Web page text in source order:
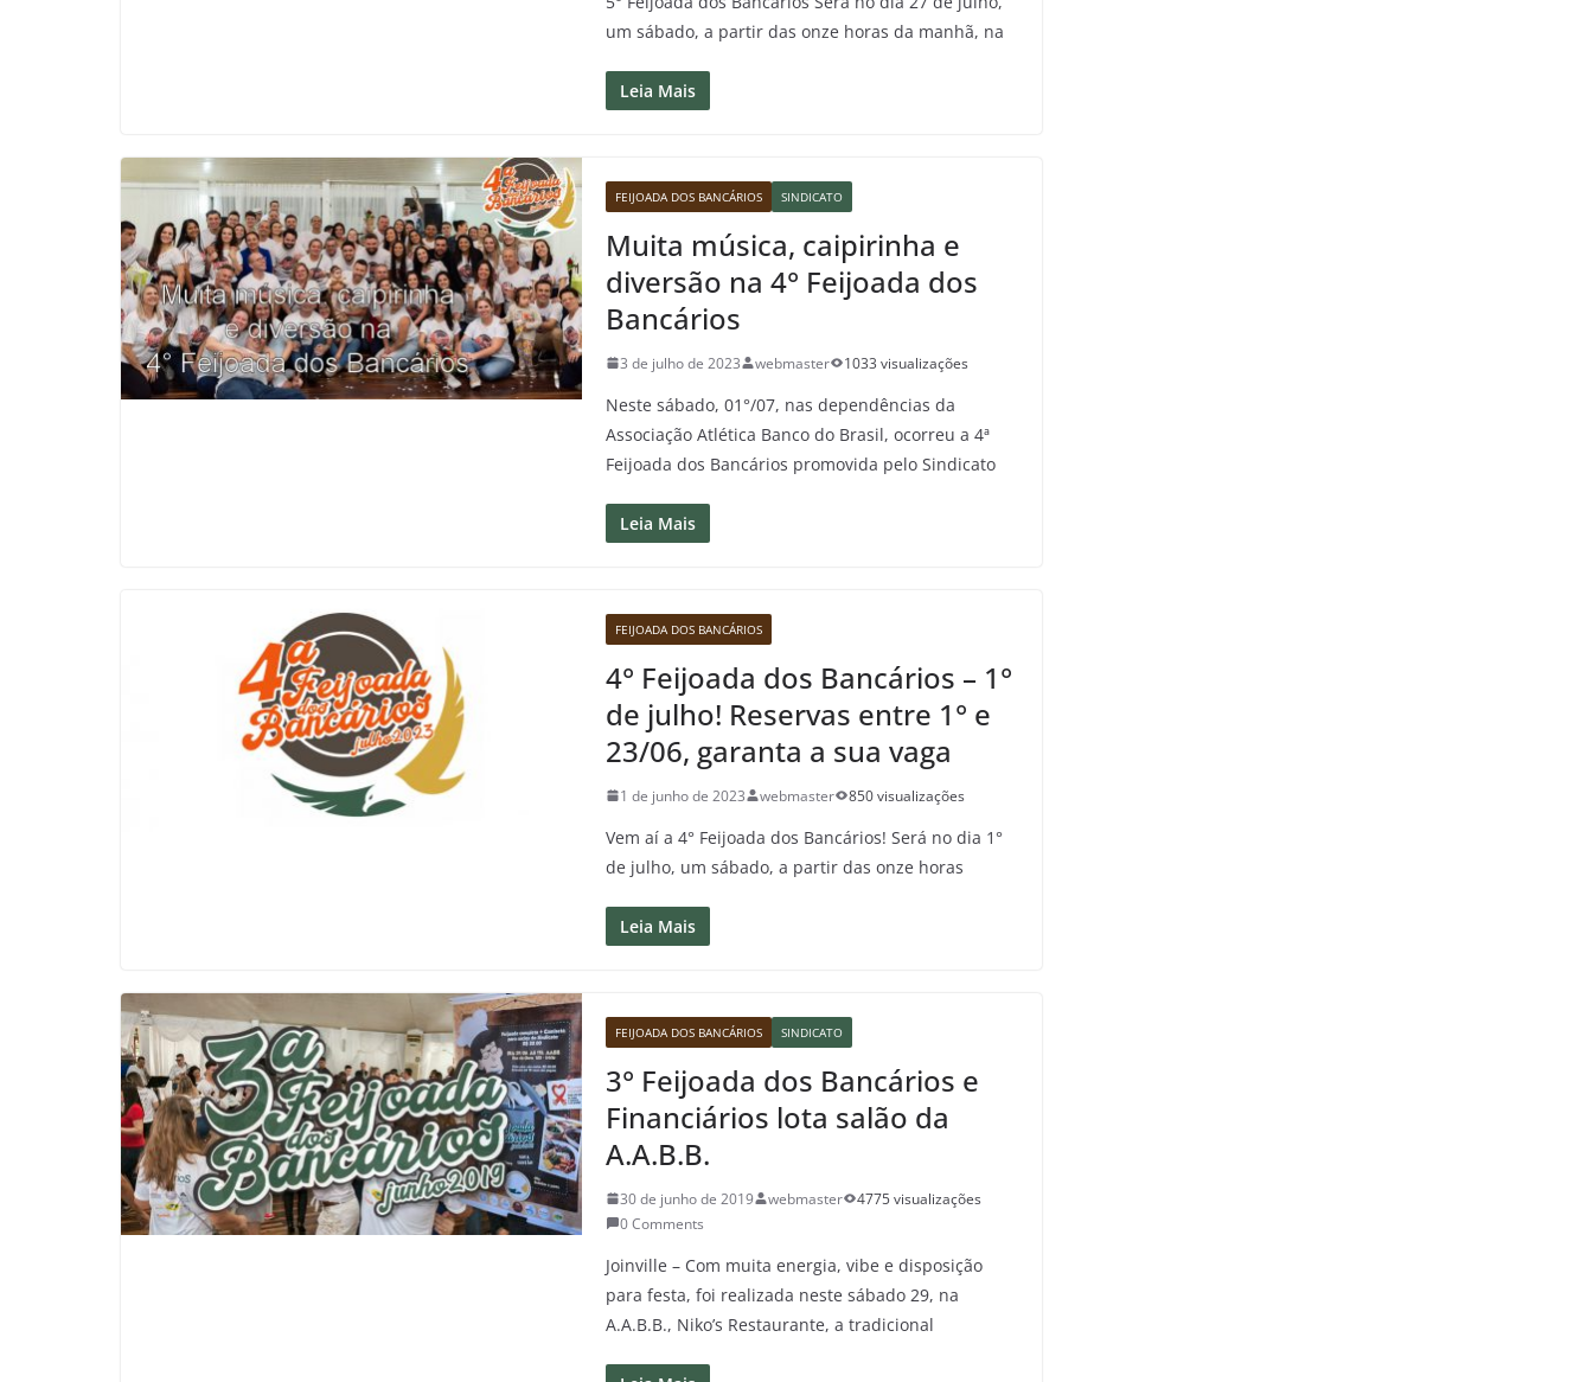
um sábado, a partir das onze horas da manhã, na
Leia Mais
FEIJOADA DOS BANCÁRIOS SINDICATO
Muita música, caipirinha e
diversão na 4° Feijoada dos
Bancários
3 de julho de 2023 webmaster 1033 visualizações
Neste sábado, 01°/07, nas dependências da
Associação Atlética Banco do Brasil, ocorreu a 4ª
Feijoada dos Bancários promovida pelo Sindicato
Leia Mais
FEIJOADA DOS BANCÁRIOS
4° Feijoada dos Bancários – 1°
de julho! Reservas entre 1° e
23/06, garanta a sua vaga
1 de junho de 2023 webmaster 850 visualizações
Vem aí a 4° Feijoada dos Bancários! Será no dia 1°
de julho, um sábado, a partir das onze horas
Leia Mais
FEIJOADA DOS BANCÁRIOS SINDICATO
3° Feijoada dos Bancários e
Financiários lota salão da
A.A.B.B.
30 de junho de 2019 webmaster
4775 visualizações
0 Comments
Joinville – Com muita energia, vibe e disposição
para festa, foi realizada neste sábado 29, na
A.A.B.B., Niko’s Restaurante, a tradicional